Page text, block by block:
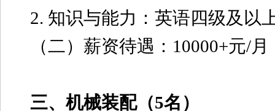
2. 知识与能力：英语四级及以
（二）薪资待遇：10000+元/月
三、机械装配（5名）